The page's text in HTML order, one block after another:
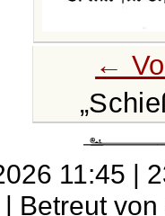
←
11:45 |
| Betreut